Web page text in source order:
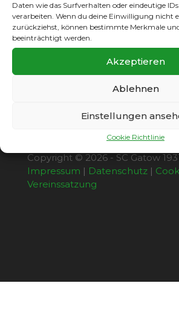
Daten wie das Surfverhalten oder eindeutige
verarbeiten. Wenn du deine Einwilligung nicht
zurückziehst, können bestimmte Merkmale
beeinträchtigt werden.
Akzeptieren
Ablehnen
Einstellungen
Cookie Richtlinie
Am Freitag, den 02.08.2019,
Jugend mit dem ersten Training
Saison. An diesem Tag wollen wir
Fotos für die Homepage
Copyright © 2026 - SC Gatow
Impressum | Datenschutz|
Vereinssatzung